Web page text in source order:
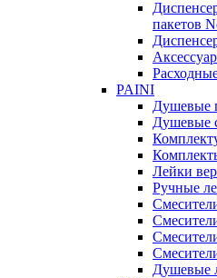
пакетов
PAINI
Душевые
Душевые
Лейки
Ручные
Душевые